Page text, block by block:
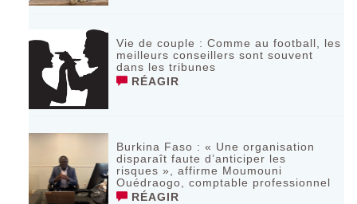
Vie de couple : Comme au football, les
meilleurs conseillers sont souvent
dans les tribunes
RÉAGIR
Burkina Faso : « Une organisation
disparaît faute d’anticiper les
risques », affirme Moumouni
Ouédraogo, comptable professionnel
RÉAGIR